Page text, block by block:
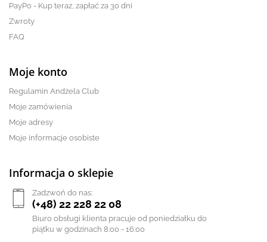
PayPo - Kup teraz, zapłać za 30 dni
Zwroty
FAQ
Moje konto
Regulamin Andżela Club
Moje zamówienia
Moje adresy
Moje informacje osobiste
Informacja o sklepie
Zadzwoń do nas:
(+48) 22 228 22 08
Biuro obsługi klienta pracuje od poniedziałku do
piątku w godzinach 8:00 - 16:00